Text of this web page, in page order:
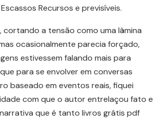
Recursos e previsíveis.
cortando a tensão como uma lâmina
ocasionalmente parecia forçado,
estivessem falando mais para
para se envolver em conversas
baseado em eventos reais, fiquei
com que o autor entrelaçou fato e
que é tanto livros grátis pdf